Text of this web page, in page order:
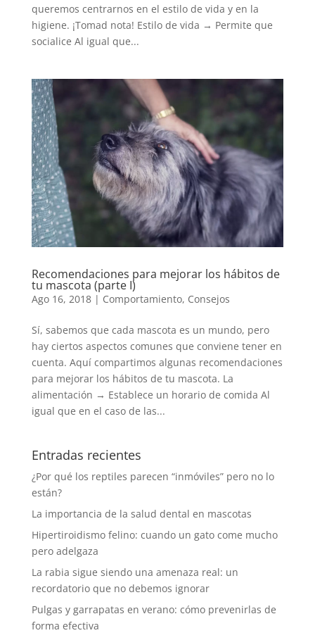
queremos centrarnos en el estilo de vida y en la
higiene. ¡Tomad nota! Estilo de vida → Permite que
socialice Al igual que...
Recomendaciones para mejorar los hábitos de
tu mascota (parte I)
Ago 16, 2018| Comportamiento, Consejos
Sí, sabemos que cada mascota es un mundo, pero
hay ciertos aspectos comunes que conviene tener en
cuenta. Aquí compartimos algunas recomendaciones
para mejorar los hábitos de tu mascota. La
alimentación → Establece un horario de comida Al
igual que en el caso de las...
Entradas recientes
¿Por qué los reptiles parecen “inmóviles” pero no lo
están?
La importancia de la salud dental en mascotas
Hipertiroidismo felino: cuando un gato come mucho
pero adelgaza
La rabia sigue siendo una amenaza real: un
recordatorio que no debemos ignorar
Pulgas y garrapatas en verano: cómo prevenirlas de
forma efectiva